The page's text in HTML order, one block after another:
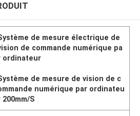
de mesure électrique de
de commande numérique pa
ordinateur
de mesure de vision de c
numérique par ordinateu
200mm/S